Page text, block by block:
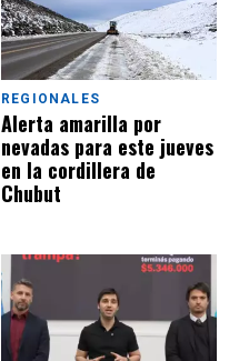
REGIONALES
Alerta amarilla por
nevadas para este jueves
en la cordillera de
Chubut